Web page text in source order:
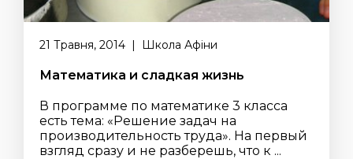
21 Травня, 2014 | Школа Афіни
Математика и сладкая жизнь
В программе по математике 3 класса
есть тема: «Решение задач на
производительность труда». На первый
взгляд сразу и не разберешь, что к ...